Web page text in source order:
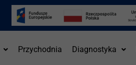
Przychodnia Diagnostyka